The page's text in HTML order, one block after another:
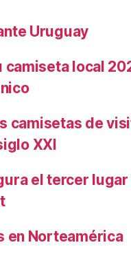
Uruguay
camiseta local
camisetas de
XXI
el tercer
en Norteamérica